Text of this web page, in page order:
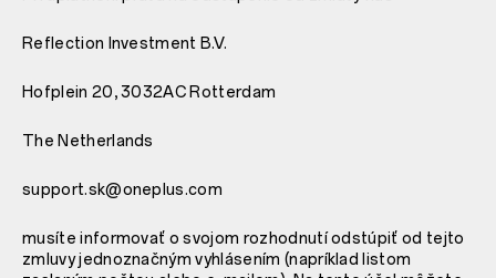
Reflection Investment B.V.
Hofplein 20, 3032AC Rotterdam
The Netherlands
support.sk@oneplus.com
musíte informovať o svojom rozhodnutí odstúpiť od tejto
zmluvy jednoznačným vyhlásením (napríklad listom